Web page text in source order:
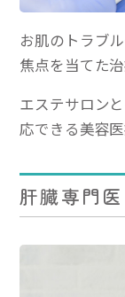
お肌のトラブ
焦点を当てた
エステサロン
応できる美容
肝臓専門